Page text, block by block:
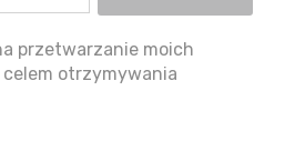
przetwarzanie moich
otrzymywania